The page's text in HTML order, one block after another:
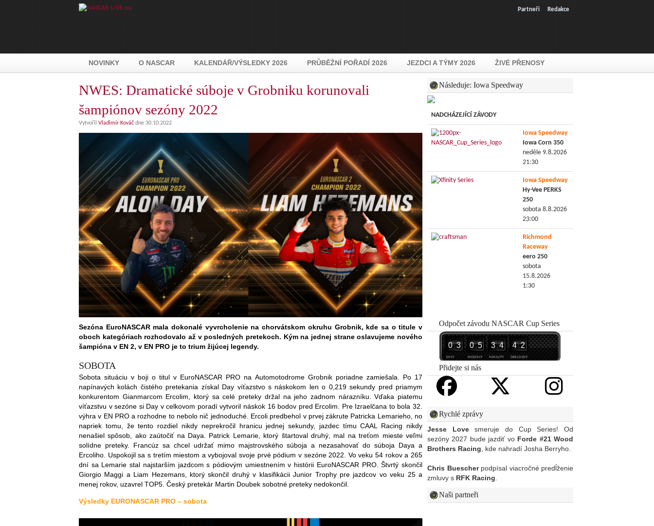
Partneři Redakce
NOVINKY O NASCAR KALENDÁŘ/VÝSLEDKY 2026 PRŮBĚŽNÍ POŘADÍ 2026 JEZDCI A TÝMY 2026 ŽIVÉ PŘENOSY
NWES: Dramatické súboje v Grobniku korunovali
šampiónov sezóny 2022
Vytvořil Vladimír Kováč dne 30.10.2022
Sezóna EuroNASCAR mala dokonalé vyvrcholenie na chorvátskom okruhu Grobnik, kde sa o titule v
oboch kategóriach rozhodovalo až v posledných pretekoch. Kým na jednej strane oslavujeme nového
šampióna v EN 2, v EN PRO je to trium žijúcej legendy.
SOBOTA
Sobota situáciu v boji o titul v EuroNASCAR PRO na Automotodrome Grobnik poriadne zamiešala. Po 17
napínavých kolách čistého pretekania získal Day víťazstvo s náskokom len o 0,219 sekundy pred priamym
konkurentom Gianmarcom Ercolim, ktorý sa celé preteky držal na jeho zadnom nárazníku. Vďaka piatemu
víťazstvu v sezóne si Day v celkovom poradí vytvoril náskok 16 bodov pred Ercolim. Pre Izraelčana to bola 32.
výhra v EN PRO a rozhodne to nebolo nič jednoduché. Ercoli predbehol v prvej zákrute Patricka Lemarieho, no
napriek tomu, že tento rozdiel nikdy neprekročil hranicu jednej sekundy, jazdec tímu CAAL Racing nikdy
nenašiel spôsob, ako zaútočiť na Daya. Patrick Lemarie, ktorý štartoval druhý, mal na treťom mieste veľmi
solídne preteky. Francúz sa chcel udržať mimo majstrovského súboja a nezasahovať do súboja Daya a
Ercoliho. Uspokojil sa s tretím miestom a vybojoval svoje prvé pódium v sezóne 2022. Vo veku 54 rokov a 265
dní sa Lemarie stal najstarším jazdcom s pódiovým umiestnením v histórii EuroNASCAR PRO. Štvrtý skončil
Giorgio Maggi a Liam Hezemans, ktorý skončil druhý v klasifikácii Junior Trophy pre jazdcov vo veku 25 a
menej rokov, uzavrel TOP5. Český pretekár Martin Doubek sobotné preteky nedokončil.
Výsledky EURONASCAR PRO – sobota
Následuje: Iowa Speedway
NADCHÁZEJÍCÍ ZÁVODY
Iowa Speedway
Iowa Corn 350
neděle 9.8.2026
21:30
Iowa Speedway
Hy-Vee PERKS
250
sobota 8.8.2026
23:00
Richmond
Raceway
eero 250
sobota
15.8.2026
1:30
Odpočet závodu NASCAR Cup Series
DNY
0 3
HODINY
0 5
MINUTY
3 4
SEKUNDY
4 0
1
Přidejte si nás
Rychlé zprávy
Jesse Lovesmeruje do Cup Series! Od
sezóny 2027 bude jazdiť vo Forde #21 Wood
Brothers Racing , kde nahradí Josha Berryho.
Chris Buescherpodpísal viacročné predĺženie
zmluvy s RFK Racing
Naši partneři